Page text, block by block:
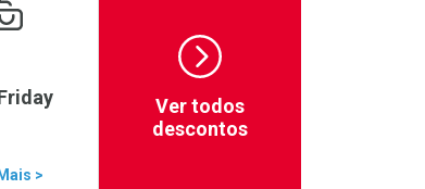
>
Ver todos
descontos